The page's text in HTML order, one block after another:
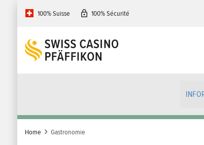
100% Suisse 100% Sécurité
Home Gastronomie